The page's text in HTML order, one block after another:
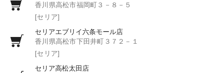
香川県高松市福岡町３－８－５
[セリア]
セリアエブリイ六条モール店
香川県高松市下田井町３７２－１
[セリア]
セリア高松太田店